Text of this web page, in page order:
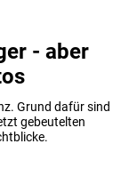
- aber
Grund dafür sind
gebeutelten